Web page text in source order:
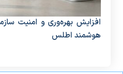
افزایش بهره‌وری و امنیت
هوشمند اطلس